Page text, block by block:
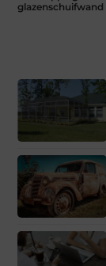
glazenschuifwand